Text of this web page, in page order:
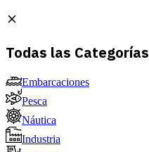
Todas las Categorías
Embarcaciones
Pesca
Náutica
Industria